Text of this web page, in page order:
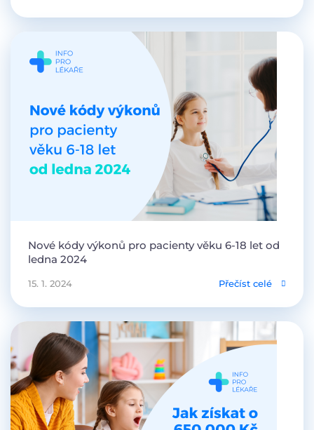
Nové kódy výkonů pro pacienty věku 6-18 let od
ledna 2024
15. 1. 2024 Přečíst celé